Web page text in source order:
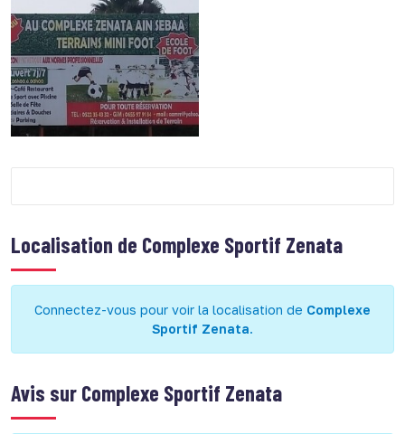
Localisation de Complexe Sportif Zenata
Connectez-vous pour voir la localisation de Complexe
Sportif Zenata.
Avis sur Complexe Sportif Zenata